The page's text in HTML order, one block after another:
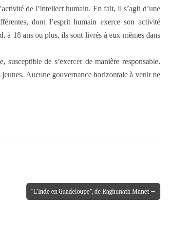
de l’intellect humain. En fait, il s’agit d’une
dont l’esprit humain exerce son activité
à 18 ans ou plus, ils sont livrés à eux-mêmes dans
de s’exercer de manière responsable.
Aucune gouvernance horizontale à venir ne
“L’Inde en Guadeloupe”, de Raghunath Manet →